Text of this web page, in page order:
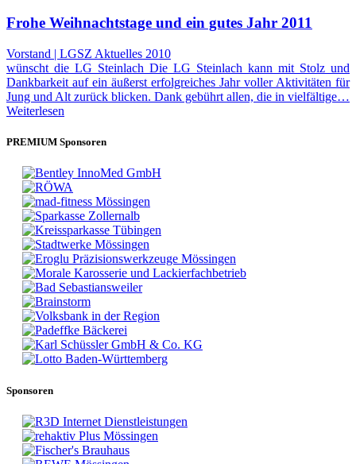
Frohe Weihnachtstage und ein gutes Jahr 2011
Vorstand | LGSZ Aktuelles 2010
wünscht die LG Steinlach Die LG Steinlach kann mit Stolz und
Dankbarkeit auf ein äußerst erfolgreiches Jahr voller Aktivitäten für
Jung und Alt zurück blicken. Dank gebührt allen, die in vielfältige…
Weiterlesen
PREMIUM Sponsoren
Sponsoren